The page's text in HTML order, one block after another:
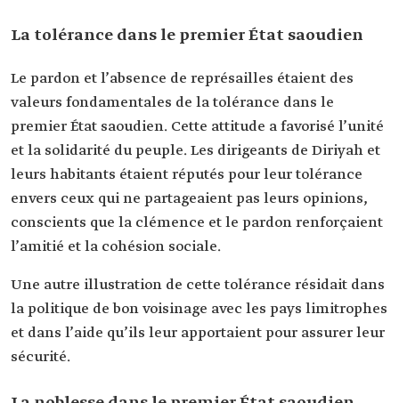
La tolérance dans le premier État saoudien
Le pardon et l’absence de représailles étaient des
valeurs fondamentales de la tolérance dans le
premier État saoudien. Cette attitude a favorisé l’unité
et la solidarité du peuple. Les dirigeants de Diriyah et
leurs habitants étaient réputés pour leur tolérance
envers ceux qui ne partageaient pas leurs opinions,
conscients que la clémence et le pardon renforçaient
l’amitié et la cohésion sociale.
Une autre illustration de cette tolérance résidait dans
la politique de bon voisinage avec les pays limitrophes
et dans l’aide qu’ils leur apportaient pour assurer leur
sécurité.